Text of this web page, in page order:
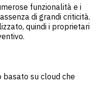
funzionalità e i
di grandi criticità.
quindi i proprietari
basato su cloud che